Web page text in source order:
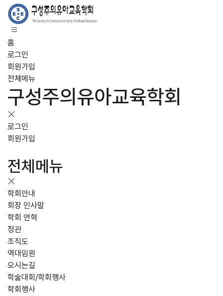
홈
로그인
회원가입
전체메뉴
구성주의유아교육학회
로그인
회원가입
전체메뉴
학회안내
회장 인사말
학회 연혁
정관
조직도
역대임원
오시는길
학술대회/학회행사
학회행사